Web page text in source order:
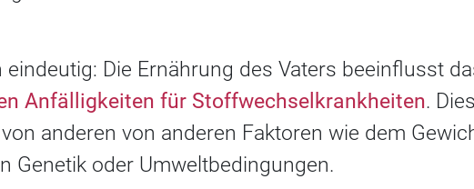
eindeutig: Die Ernährung des Vaters beeinflusst
Anfälligkeiten für Stoffwechselkrankheiten.
anderen von anderen Faktoren wie dem
Genetik oder Umweltbedingungen.